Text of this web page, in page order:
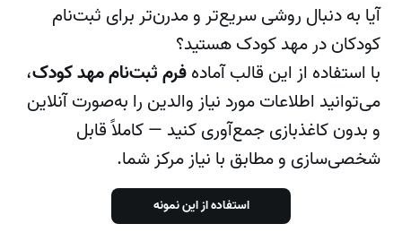
آیا به دنبال روشی سریع‌تر و مدرن‌تر برای ثبت‌نام
کودکان در مهد کودک هستید؟
با استفاده از این قالب آمادهفرم ثبت‌نام مهد کودک،
می‌توانید اطلاعات مورد نیاز والدین را به‌صورت آنلاین
و بدون کاغذبازی جمع‌آوری کنید — کاملاً قابل
شخصی‌سازی و مطابق با نیاز مرکز شما.
استفاده از این نمونه